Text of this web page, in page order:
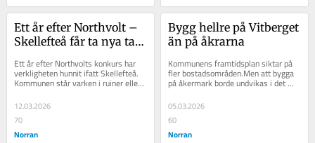
Ett år efter Northvolt –
Skellefteå får ta nya tag
Ett år efter Northvolts konkurs har
verkligheten hunnit ifatt Skellefteå.
Kommunen står varken i ruiner eller
12.03.2026
70
Norran
Bygg hellre på Vitberget
än på åkrarna
Kommunens framtidsplan siktar på
fler bostadsområden.Men att bygga
på åkermark borde undvikas i det
längsta.Nu är det dags att köra över
MP...
05.03.2026
60
Norran